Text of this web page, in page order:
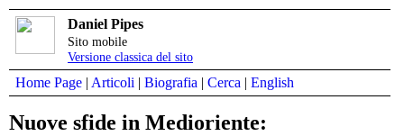
Daniel Pipes
Sito mobile
Versione classica del sito
Home Page | Articoli | Biografia | Cerca | English
Nuove sfide in Medioriente: